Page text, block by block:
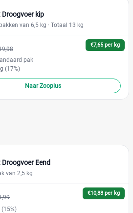
Droogvoer kip
van 6,5 kg · Totaal 13 kg
€7,65 per kg
pak
(17%)
Naar Zooplus
Eend
van 2,5 kg
€10,88 per kg